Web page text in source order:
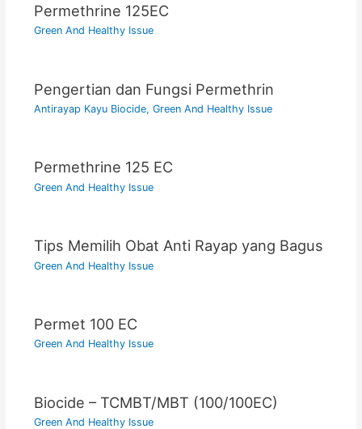
Permethrine 125EC
Green And Healthy Issue
Pengertian dan Fungsi Permethrin
Antirayap Kayu Biocide, Green And Healthy Issue
Permethrine 125 EC
Green And Healthy Issue
Tips Memilih Obat Anti Rayap yang Bagus
Green And Healthy Issue
Permet 100 EC
Green And Healthy Issue
Biocide – TCMBT/MBT (100/100EC)
Green And Healthy Issue